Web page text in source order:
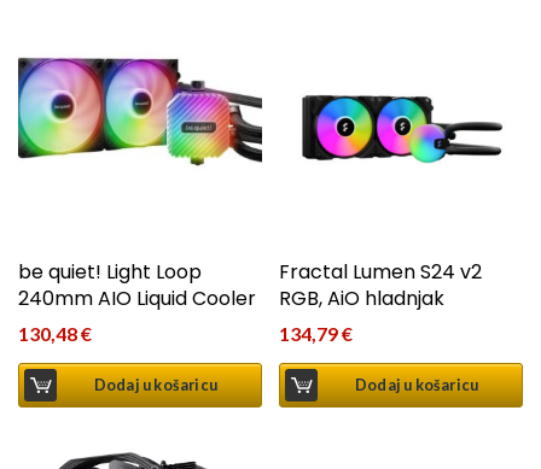
be quiet! Light Loop
240mm AIO Liquid Cooler
130,48€
Dodaj u košaricu
Fractal Lumen S24 v2
RGB, AiO hladnjak
134,79€
Dodaj u košaricu